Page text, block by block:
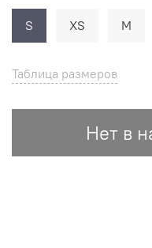
Таблица размеров
Нет в
S XS M